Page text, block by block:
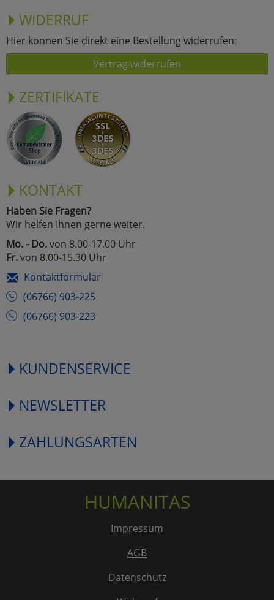
WIDERRUF
Hier können Sie direkt eine Bestellung widerrufen:
Vertrag widerrufen
ZERTIFIKATE
KONTAKT
Haben Sie Fragen?
Wir helfen Ihnen gerne weiter.
Mo. - Do.von 8.00-17.00 Uhr
Fr.von 8.00-15.30 Uhr
Kontaktformular
(06766) 903-225
(06766) 903-223
KUNDENSERVICE
NEWSLETTER
ZAHLUNGSARTEN
HUMANITAS
Impressum
AGB
Datenschutz